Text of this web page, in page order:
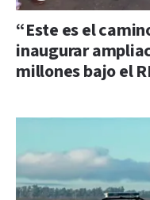
“Este es el
inaugurar
millones bajo el